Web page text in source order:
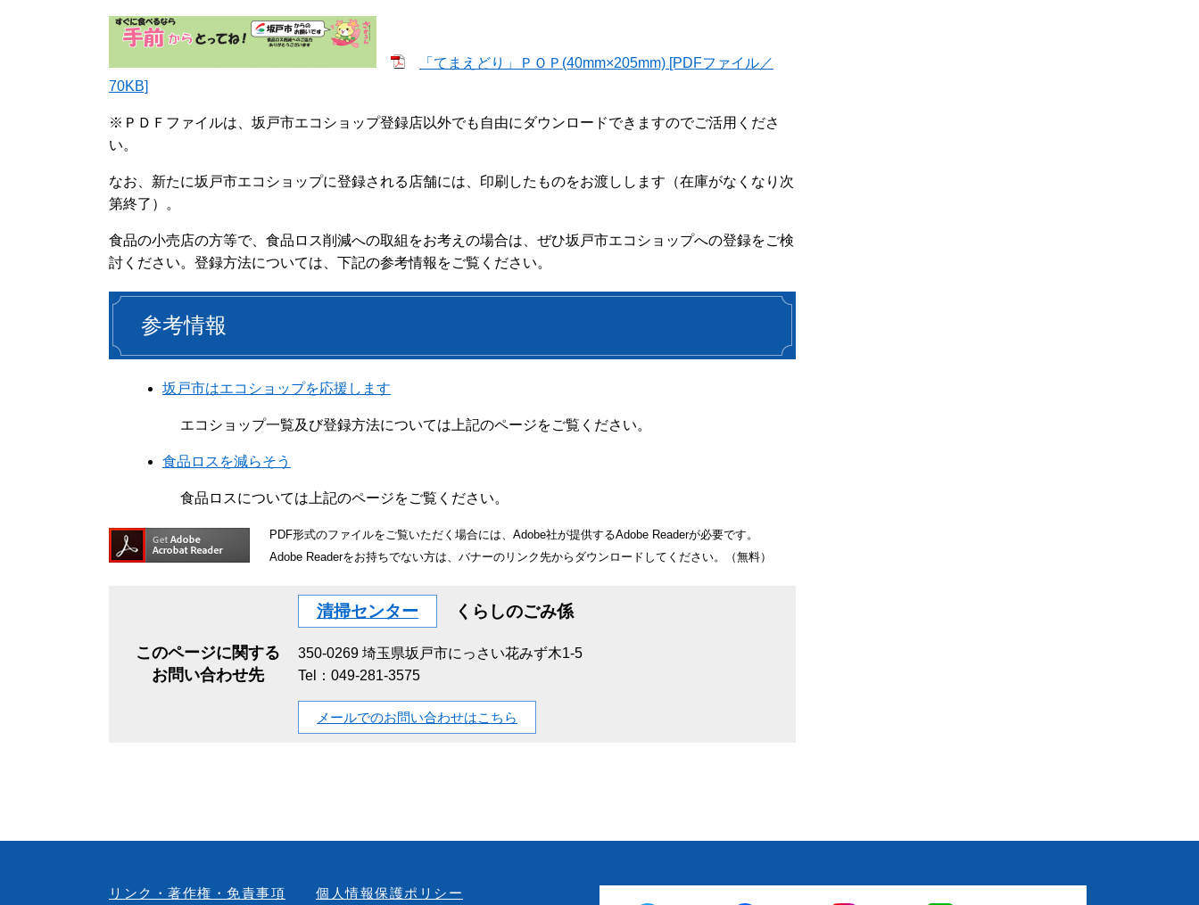
「てまえどり」ＰＯＰ(40mm×205mm) [PDFファイル／
70KB]
※ＰＤＦファイルは、坂戸市エコショップ登録店以外でも自由にダウンロードできますのでご活用くださ
い。
なお、新たに坂戸市エコショップに登録される店舗には、印刷したものをお渡しします（在庫がなくなり次
第終了）。
食品の小売店の方等で、食品ロス削減への取組をお考えの場合は、ぜひ坂戸市エコショップへの登録をご検
討ください。登録方法については、下記の参考情報をご覧ください。
参考情報
坂戸市はエコショップを応援します
エコショップ一覧及び登録方法については上記のページをご覧ください。
食品ロスを減らそう
食品ロスについては上記のページをご覧ください。
PDF形式のファイルをご覧いただく場合には、Adobe社が提供するAdobe Readerが必要です。
Adobe Readerをお持ちでない方は、バナーのリンク先からダウンロードしてください。（無料）
このページに関する
お問い合わせ先
清掃センター くらしのごみ係
350-0269 埼玉県坂戸市にっさい花みず木1-5
Tel：049-281-3575
メールでのお問い合わせはこちら
リンク・著作権・免責事項 個人情報保護ポリシー